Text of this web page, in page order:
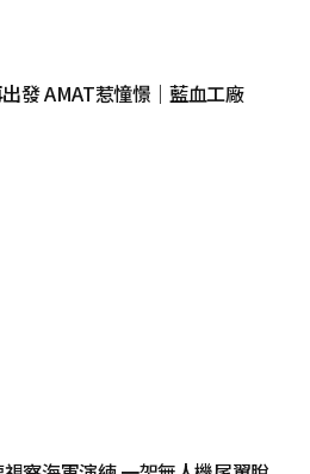
發 AMAT惹憧憬｜藍血工廠